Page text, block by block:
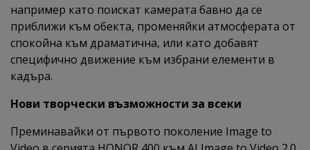
например като поискат камерата бавно да се
приближи към обекта, променяйки атмосферата от
спокойна към драматична, или като добавят
специфично движение към избрани елементи в
кадъра.
Нови творчески възможности за всеки
Преминавайки от първото поколение Image to